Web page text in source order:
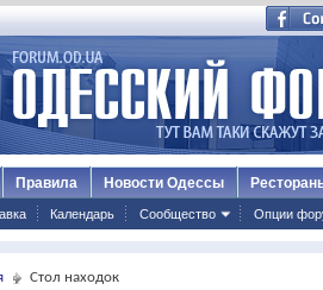
Календарь Сообщество Опции
Правила Новости Одессы
Стол находок